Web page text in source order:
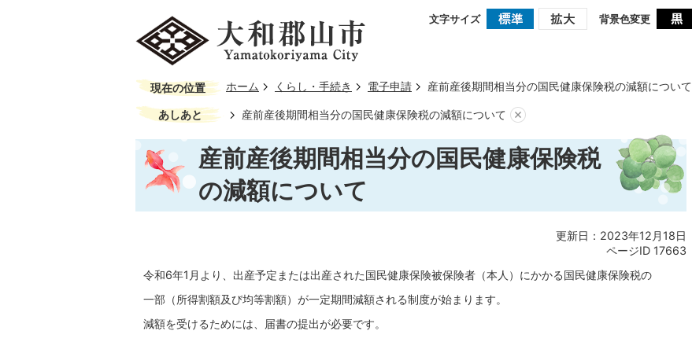
文字サイズ 背景色変更
現在の位置 ホーム くらし・手続き 電子申請 産前産後期間相当分の国民健康保険税の減額について
あしあと 産前産後期間相当分の国民健康保険税の減額について
産前産後期間相当分の国民健康保険税
の減額について
更新日：2023年12月18日
ページID 17663
令和6年1月より、出産予定または出産された国民健康保険被保険者（本人）にかかる国民健康保険税の
一部（所得割額及び均等割額）が一定期間減額される制度が始まります。
減額を受けるためには、届書の提出が必要です。